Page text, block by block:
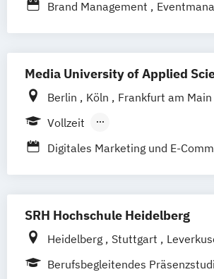
Brand Management
Medien- und
(DE/EN)
Medien- und Werbepsychologie
Social Media Sportmarketing
Media University of Applied
Berlin Köln
Frankfurt am Main
Vollzeit
Berufsbegleitendes
Digitales Marketing und E-
Unternehmenskommunikation
Management der Medien- und
Kreativwirtschaft
SRH Hochschule Heidelberg
Heidelberg Stuttgart
Hamburg
Berufsbegleitendes